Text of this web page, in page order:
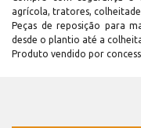
agrícola, tratores,
Peças de reposição para
desde o plantio até a
Produto vendido por